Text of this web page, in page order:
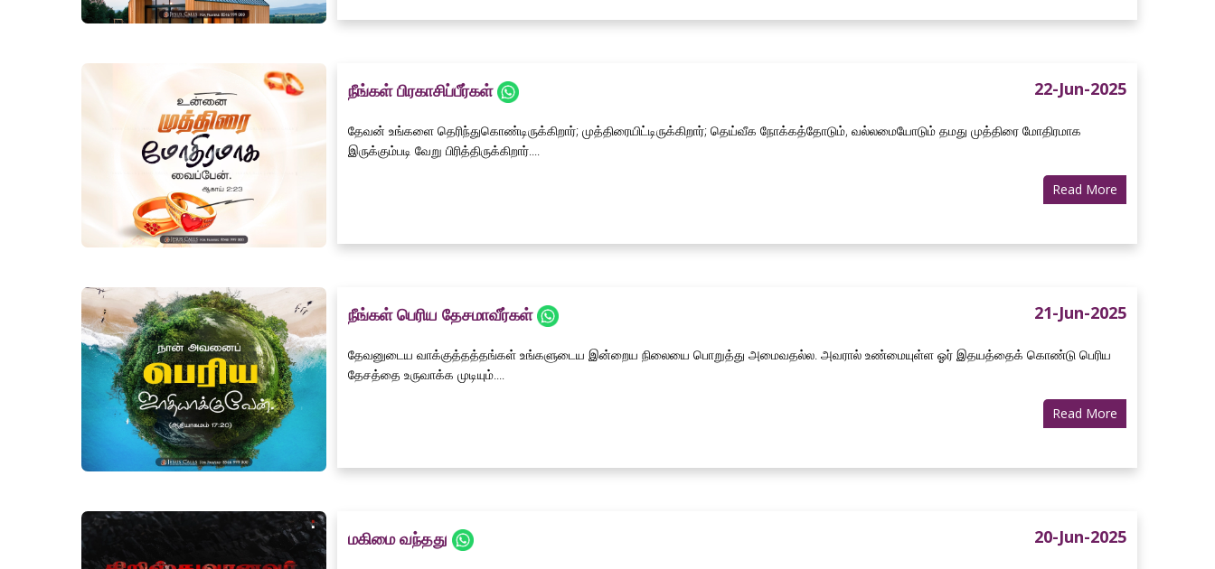
நீங்கள் பிரகாசிப்பீர்கள் 22-Jun-2025
தேவன் உங்களை தெரிந்துகொண்டிருக்கிறார்; முத்திரையிட்டிருக்கிறார்; தெய்வீக நோக்கத்தோடும், வல்லமையோடும் தமது முத்திரை மோதிரமாக
இருக்கும்படி வேறு பிரித்திருக்கிறார்....
Read More
நீங்கள் பெரிய தேசமாவீர்கள் 21-Jun-2025
தேவனுடைய வாக்குத்தத்தங்கள் உங்களுடைய இன்றைய நிலையை பொறுத்து அமைவதல்ல. அவரால் உண்மையுள்ள ஓர் இதயத்தைக் கொண்டு பெரிய
தேசத்தை உருவாக்க முடியும்....
Read More
மகிமை வந்தது 20-Jun-2025